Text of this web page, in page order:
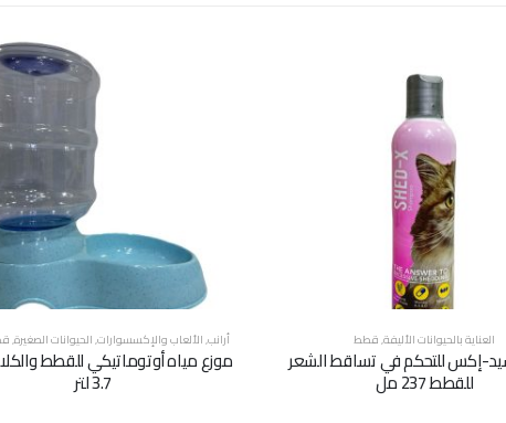
العناية بالحيوانات الأليفة,قطط
إكس للتحكم في تساقط الشعر
للقطط 237 مل
أرانب,الألعاب والإكسسوارات,الحيوانات الصغيرة,
موزع مياه أوتوماتيكي للقطط
3.7 لتر